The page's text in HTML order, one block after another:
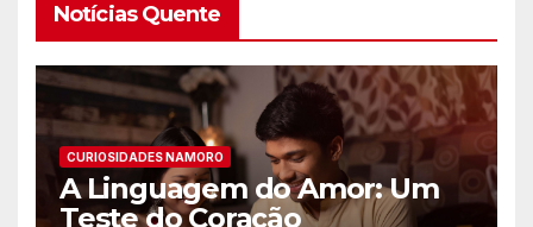
Notícias Quente
CURIOSIDADES NAMORO
A Linguagem do Amor: Um
Teste do Coração